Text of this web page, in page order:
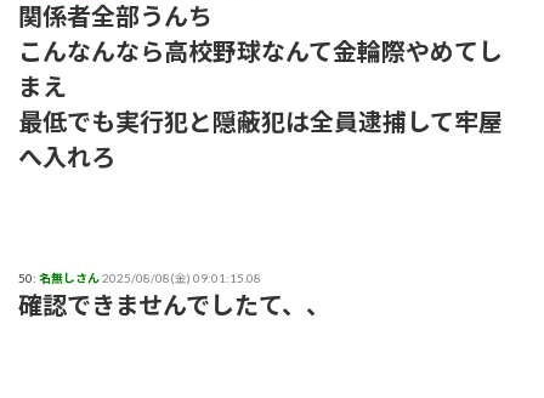
関係者全部うんち
こんなんなら高校野球なんて金輪際やめてし
まえ
最低でも実行犯と隠蔽犯は全員逮捕して牢屋
へ入れろ
50: 名無しさん2025/08/08(金) 09:01:15.08
確認できませんでしたて、、